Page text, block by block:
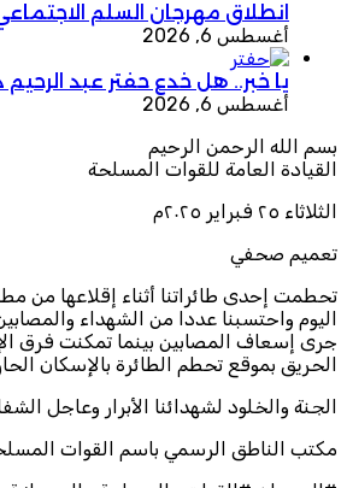
انطلاق مهرجان السلم
أغسطس 6, 2026
يا خبر.. هل خدع حفتر عبد
أغسطس 6, 2026
بسم الله الرحمن الرحيم
القيادة العامة للقوات المسلحة
الثلاثاء ٢٥ فبراير ٢٠٢٥م
تعميم صحفي
تحطمت إحدى طائراتنا أثناء إقلاعها من
اليوم واحتسبنا عددا من الشهداء
جرى إسعاف المصابين بينما تمكنت فرق
الحريق بموقع تحطم الطائرة بالإسكان الحارة
الجنة والخلود لشهدائنا الأبرار وعاجل
مكتب الناطق الرسمي باسم القوات